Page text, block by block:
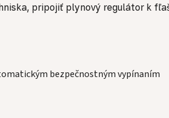
pripojiť plynový regulátor k
bezpečnostným vypínaním